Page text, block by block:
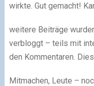
wirkte. Gut gemacht!
weitere Beiträge
verbloggt – teils mit
den Kommentaren.
Mitmachen, Leute –